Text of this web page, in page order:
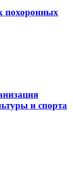
похоронных
и спорта